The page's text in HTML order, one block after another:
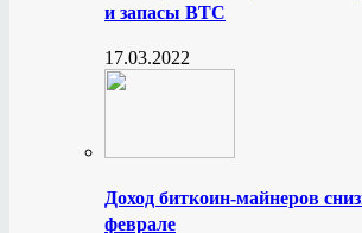
и запасы BTC
17.03.2022
Доход биткоин-майнеров
феврале